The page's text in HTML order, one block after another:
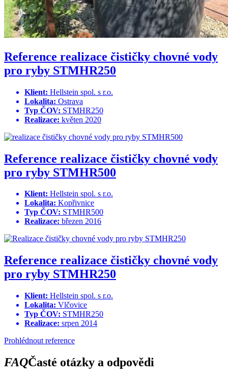
Reference realizace čističky chovné vody
pro ryby STMHR250
Klient: Hellstein spol. s r.o.
Lokalita: Ostrava
Typ ČOV: STMHR250
Realizace: květen 2020
Reference realizace čističky chovné vody
pro ryby STMHR500
Klient: Hellstein spol. s r.o.
Lokalita: Kopřivnice
Typ ČOV: STMHR500
Realizace: březen 2016
Reference realizace čističky chovné vody
pro ryby STMHR250
Klient: Hellstein spol. s r.o.
Lokalita: Vlčovice
Typ ČOV: STMHR250
Realizace: srpen 2014
Prohlédnout reference
FAQČasté otázky a odpovědi